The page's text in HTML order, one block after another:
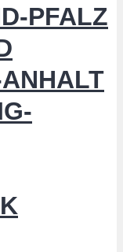
PFALZ